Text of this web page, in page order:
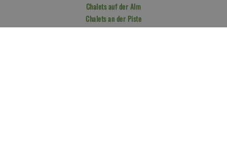
Chalets auf der Alm
Chalets an der Piste
Chalets im Skigebiet